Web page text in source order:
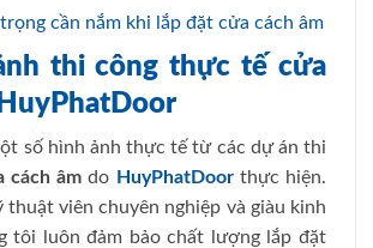
thi công thực tế cửa
số hình ảnh thực tế từ các dự án thi
cách âmdo HuyPhatDoorthực hiện.
thuật viên chuyên nghiệp và giàu kinh
tôi luôn đảm bảo chất lượng lắp đặt